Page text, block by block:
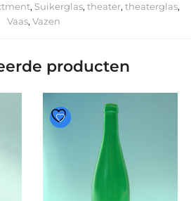
, Suikerglas, theater, theaterglas,
Vaas, Vazen
producten